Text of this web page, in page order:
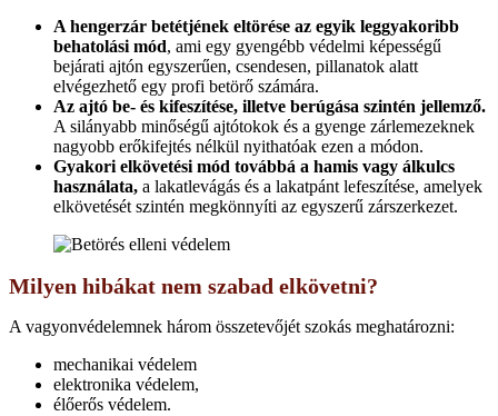
A hengerzár betétjének eltörése az egyik leggyakoribb
behatolási mód, ami egy gyengébb védelmi képességű
bejárati ajtón egyszerűen, csendesen, pillanatok alatt
elvégezhető egy profi betörő számára.
Az ajtó be- és kifeszítése, illetve berúgása szintén jellemző.
A silányabb minőségű ajtótokok és a gyenge zárlemezeknek
nagyobb erőkifejtés nélkül nyithatóak ezen a módon.
Gyakori elkövetési mód továbbá a hamis vagy álkulcs
használata, a lakatlevágás és a lakatpánt lefeszítése, amelyek
elkövetését szintén megkönnyíti az egyszerű zárszerkezet.
Milyen hibákat nem szabad elkövetni?
A vagyonvédelemnek három összetevőjét szokás meghatározni:
mechanikai védelem
elektronika védelem,
élőerős védelem.